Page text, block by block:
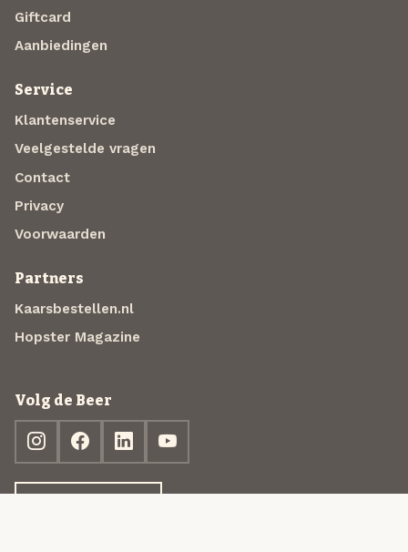
Giftcard
Aanbiedingen
Service
Klantenservice
Veelgestelde vragen
Contact
Privacy
Voorwaarden
Partners
Kaarsbestellen.nl
Hopster Magazine
Volg de Beer